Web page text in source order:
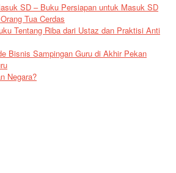
SD – Buku Persiapan untuk Masuk SD
Tua Cerdas
Tentang Riba dari Ustaz dan Praktisi Anti
Bisnis Sampingan Guru di Akhir Pekan
Negara?